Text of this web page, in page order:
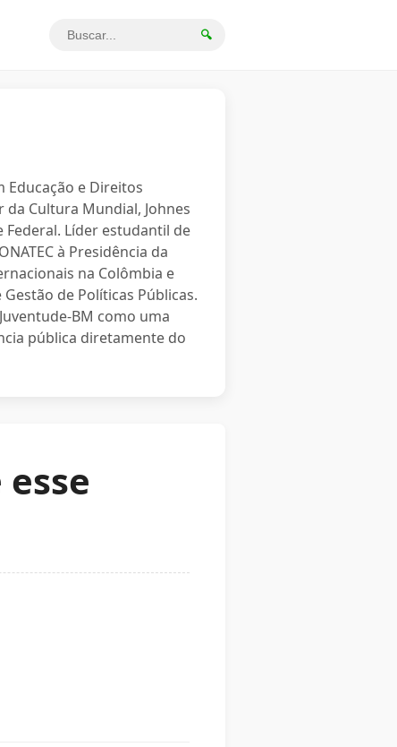
🔍
Educação e Direitos
da Cultura Mundial, Johnes
Federal. Líder estudantil de
à Presidência da
na Colômbia e
de Políticas Públicas.
BM como uma
pública diretamente do